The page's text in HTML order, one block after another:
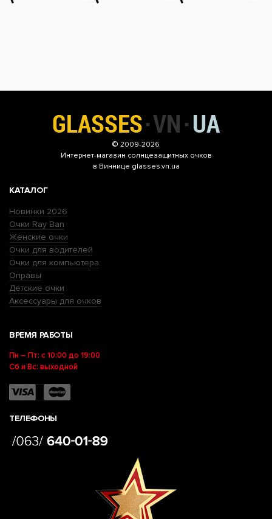
© 2009-2026
Интернет-магазин солнцезащитных очков
в Виннице glasses.vn.ua
КАТАЛОГ
Новинки 2026
Очки Ray Ban
Женские очки
Очки для водителей
Очки для компьютера
Оправы
Детские очки
Аксессуары для очков
ВРЕМЯ РАБОТЫ
Пн – Пт: с 10:00 до 19:00
Сб и Вс: выходной
ТЕЛЕФОНЫ